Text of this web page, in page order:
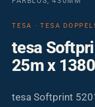
TESA · TESA
tesa
25m x
tesa Softprint